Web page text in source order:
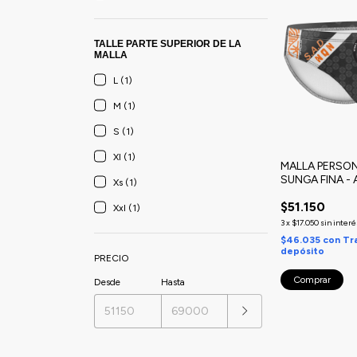
TALLE PARTE SUPERIOR DE LA
MALLA
L (1)
M (1)
S (1)
Xl (1)
Xs (1)
Xxl (1)
PRECIO
Desde Hasta
MALLA
SUNGA FINA -
Acuático
$51.150
3x $17.050 sin
$46.035 con
depósito
Comprar